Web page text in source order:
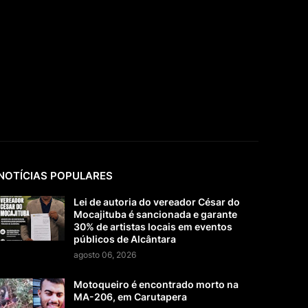
POPULARES
Lei de autoria do vereador César do
Mocajituba é sancionada e garante
30% de artistas locais em eventos
públicos de Alcântara
agosto 06, 2026
Motoqueiro é encontrado morto na
MA-206, em Carutapera